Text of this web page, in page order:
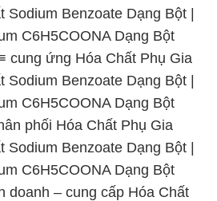
Sodium Benzoate Dạng Bột |
C6H5COONA Dạng Bột
cung ứng Hóa Chất Phụ Gia
Sodium Benzoate Dạng Bột |
C6H5COONA Dạng Bột
phối Hóa Chất Phụ Gia
Sodium Benzoate Dạng Bột |
C6H5COONA Dạng Bột
doanh – cung cấp Hóa Chất